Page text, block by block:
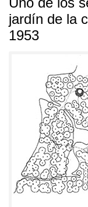
jardín de la
1953